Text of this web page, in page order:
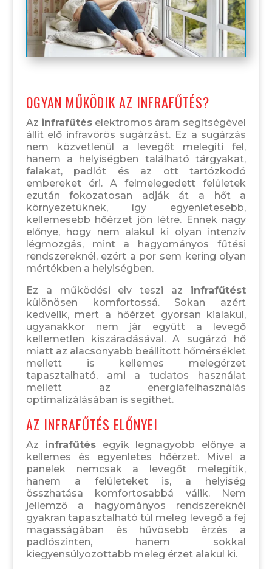
OGYAN MŰKÖDIK AZ INFRAFŰTÉS?
Az infrafűtéselektromos áram segítségével
állít elő infravörös sugárzást. Ez a sugárzás
nem közvetlenül a levegőt melegíti fel,
hanem a helyiségben található tárgyakat,
falakat, padlót és az ott tartózkodó
embereket éri. A felmelegedett felületek
ezután fokozatosan adják át a hőt a
környezetüknek, így egyenletesebb,
kellemesebb hőérzet jön létre. Ennek nagy
előnye, hogy nem alakul ki olyan intenzív
légmozgás, mint a hagyományos fűtési
rendszereknél, ezért a por sem kering olyan
mértékben a helyiségben.
Ez a működési elv teszi az infrafűtést
különösen komfortossá. Sokan azért
kedvelik, mert a hőérzet gyorsan kialakul,
ugyanakkor nem jár együtt a levegő
kellemetlen kiszáradásával. A sugárzó hő
miatt az alacsonyabb beállított hőmérséklet
mellett is kellemes melegérzet
tapasztalható, ami a tudatos használat
mellett az energiafelhasználás
optimalizálásában is segíthet.
AZ INFRAFŰTÉS ELŐNYEI
Az infrafűtés egyik legnagyobb előnye a
kellemes és egyenletes hőérzet. Mivel a
panelek nemcsak a levegőt melegítik,
hanem a felületeket is, a helyiség
összhatása komfortosabbá válik. Nem
jellemző a hagyományos rendszereknél
gyakran tapasztalható túl meleg levegő a fej
magasságában és hűvösebb érzés a
padlószinten, hanem sokkal
kiegyensúlyozottabb meleg érzet alakul ki.